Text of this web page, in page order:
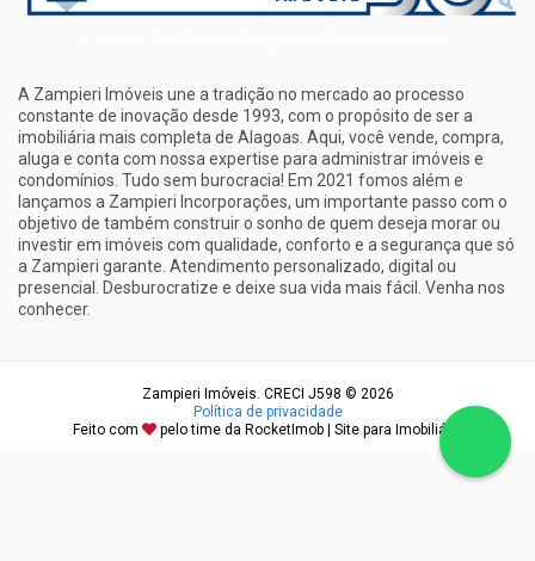
A Zampieri Imóveis une a tradição no mercado ao processo
constante de inovação desde 1993, com o propósito de ser a
imobiliária mais completa de Alagoas. Aqui, você vende, compra,
aluga e conta com nossa expertise para administrar imóveis e
condomínios. Tudo sem burocracia! Em 2021 fomos além e
lançamos a Zampieri Incorporações, um importante passo com o
objetivo de também construir o sonho de quem deseja morar ou
investir em imóveis com qualidade, conforto e a segurança que só
a Zampieri garante. Atendimento personalizado, digital ou
presencial. Desburocratize e deixe sua vida mais fácil. Venha nos
conhecer.
Zampieri Imóveis. CRECI J598 © 2026
Política de privacidade
Feito com
pelo time da RocketImob | Site para Imobiliária